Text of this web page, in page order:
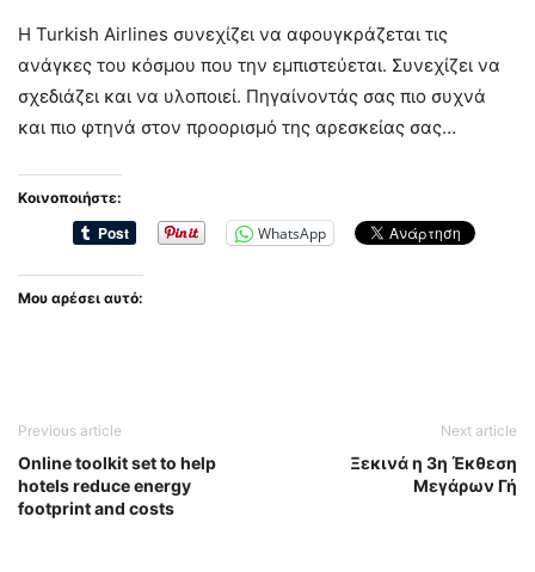
Η Turkish Airlines συνεχίζει να αφουγκράζεται τις
ανάγκες του κόσμου που την εμπιστεύεται. Συνεχίζει να
σχεδιάζει και να υλοποιεί. Πηγαίνοντάς σας πιο συχνά
και πιο φτηνά στον προορισμό της αρεσκείας σας…
Κοινοποιήστε:
WhatsApp
Μου αρέσει αυτό:
Previous article
Online toolkit set to help
hotels reduce energy
footprint and costs
Next article
Ξεκινά η 3η Έκθεση
Μεγάρων Γή